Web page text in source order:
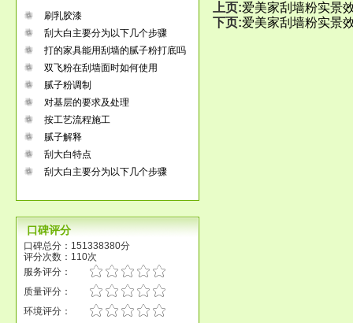
刷乳胶漆
刮大白主要分为以下几个步骤
打的家具能用刮墙的腻子粉打底吗
双飞粉在刮墙面时如何使用
腻子粉调制
对基层的要求及处理
按工艺流程施工
腻子解释
刮大白特点
刮大白主要分为以下几个步骤
口碑评分
口碑总分：151338380分
评分次数：110次
服务评分：
质量评分：
环境评分：
上页:爱美家刮墙粉实景
下页:爱美家刮墙粉实景